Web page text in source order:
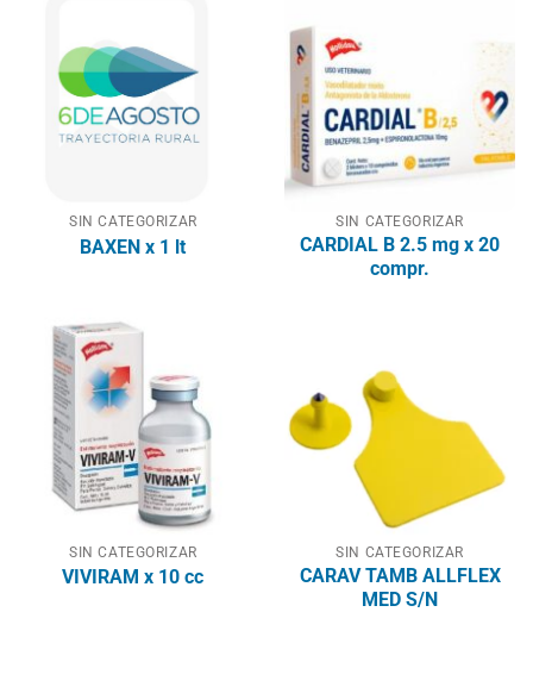
SIN CATEGORIZAR
BAXEN x 1 lt
SIN CATEGORIZAR
CARDIAL B 2.5 mg x 20
compr.
SIN CATEGORIZAR
VIVIRAM x 10 cc
SIN CATEGORIZAR
CARAV TAMB ALLFLEX
MED S/N